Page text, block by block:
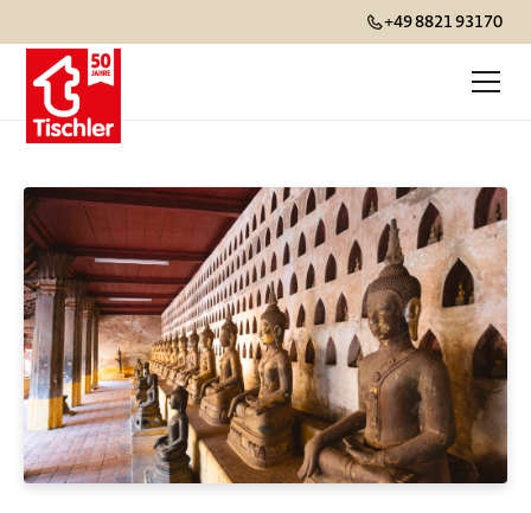
+49 8821 93170